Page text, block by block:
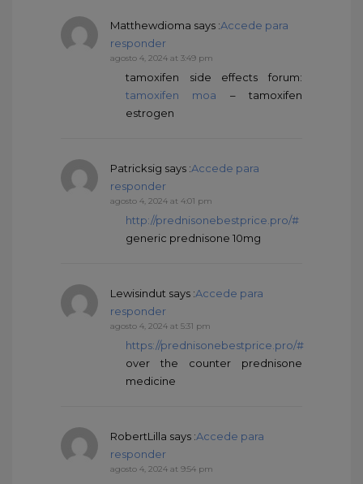
Matthewdioma says :Accede para
responder
agosto 4, 2024 at 3:49 pm
tamoxifen side effects forum:
tamoxifen moa – tamoxifen
estrogen
Patricksig says :Accede para
responder
agosto 4, 2024 at 4:01 pm
http://prednisonebestprice.pro/#
generic prednisone 10mg
Lewisindut says :Accede para
responder
agosto 4, 2024 at 5:31 pm
https://prednisonebestprice.pro/#
over the counter prednisone
medicine
RobertLilla says :Accede para
responder
agosto 4, 2024 at 9:54 pm